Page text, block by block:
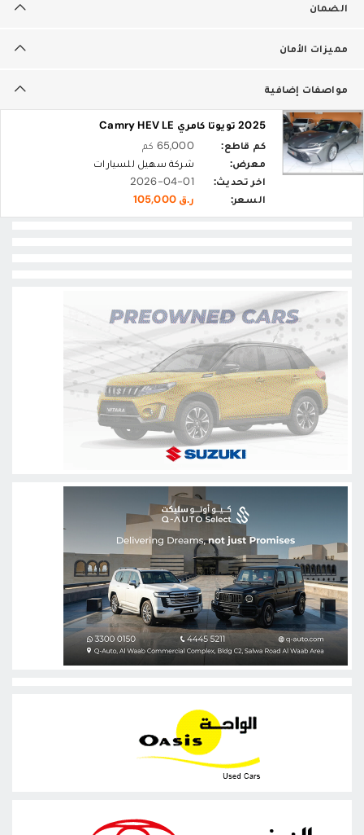
الضمان
مميزات الأمان
مواصفات إضافية
2025 تويوتا كامري Camry HEV LE
كم قاطع:
65,000 كم
معرض:
شركة سهيل للسيارات
اخر تحديث:
2026-04-01
السعر:
ر.ق 105,000